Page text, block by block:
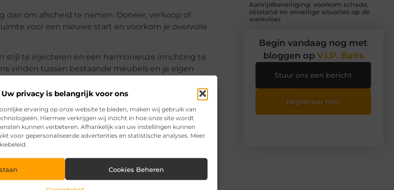
Uw privacy is belangrijk voor ons
ervaring op onze website te bieden, maken wij gebruik van
Hiermee verkrijgen wij inzicht in hoe onze site wordt
kunnen verbeteren. Afhankelijk van uw instellingen kunnen
voor gepersonaliseerde advertenties en statistische analyses. Meer
Cookies Beheren
dan om afscheid te nemen. Doneer, verkoop of
voor een nieuwe start en voorkom je overvolle
stijl te injecteren en een harmonieuze inrichting te
vinden tussen bestaande meubels en je eigen
Pinterest LinkedIn
Aanrijdbeveiliging: voorkom schade,
stilstand en onveilige situaties op de
werkvloer
Begin vandaag nog met
bloggen op V.I.P. Baits
Stuur ons een bericht
Registreer hier